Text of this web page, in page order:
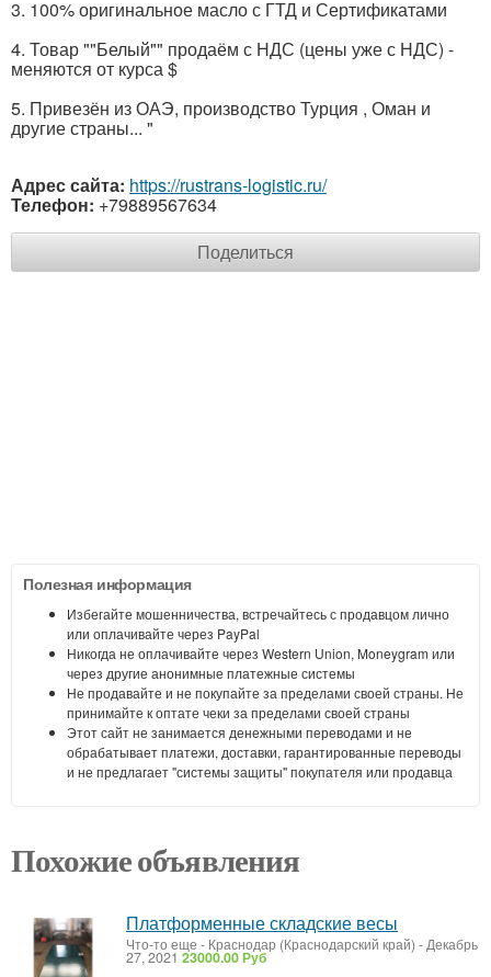
3. 100% оригинальное масло с ГТД и Сертификатами
4. Товар ""Белый"" продаём с НДС (цены уже с НДС) -
меняются от курса $
5. Привезён из ОАЭ, производство Турция , Оман и
другие страны... "
Адрес сайта: https://rustrans-logistic.ru/
Телефон: +79889567634
Поделиться
Полезная информация
Избегайте мошенничества, встречайтесь с продавцом лично
или оплачивайте через PayPal
Никогда не оплачивайте через Western Union, Moneygram или
через другие анонимные платежные системы
Не продавайте и не покупайте за пределами своей страны. Не
принимайте к оптате чеки за пределами своей страны
Этот сайт не занимается денежными переводами и не
обрабатывает платежи, доставки, гарантированные переводы
и не предлагает "системы защиты" покупателя или продавца
Похожие объявления
Платформенные складские весы
Что-то еще - Краснодар (Краснодарский край) -Декабрь
27, 2021 23000.00 Руб